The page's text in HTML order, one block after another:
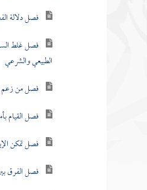
فصل دلالة
فصل غلط
الطبيعي والشرعي
فصل من زعم
فصل القيام
فصل تمكن
فصل الفرق